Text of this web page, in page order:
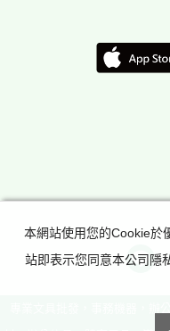
本網站使用您的Cookie於
站即表示您同意本公司隱